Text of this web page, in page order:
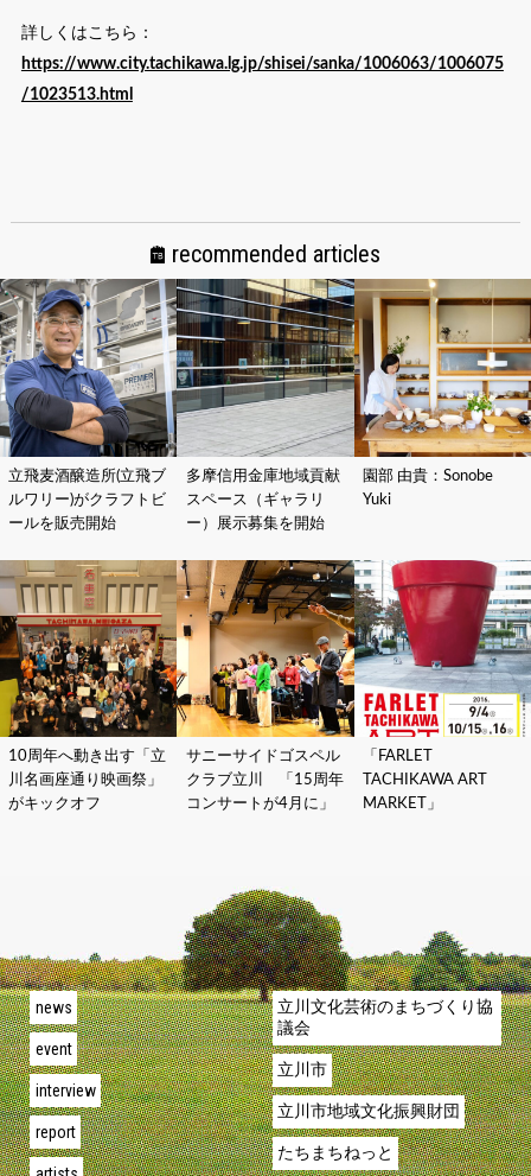
詳しくはこちら：
https://www.city.tachikawa.lg.jp/shisei/sanka/1006063/1006075
/1023513.html
recommended articles
立飛麦酒醸造所(立飛ブ
ルワリー)がクラフトビ
ールを販売開始
多摩信用金庫地域貢献
スペース（ギャラリ
ー）展示募集を開始
園部 由貴：Sonobe
Yuki
10周年へ動き出す「立
川名画座通り映画祭」
がキックオフ
サニーサイドゴスペル
クラブ立川 「15周年
コンサートが4月に」
「FARLET
TACHIKAWA ART
MARKET」
news
event
interview
report
立川文化芸術のまちづくり協
議会
立川市
立川市地域文化振興財団
たちまちねっと